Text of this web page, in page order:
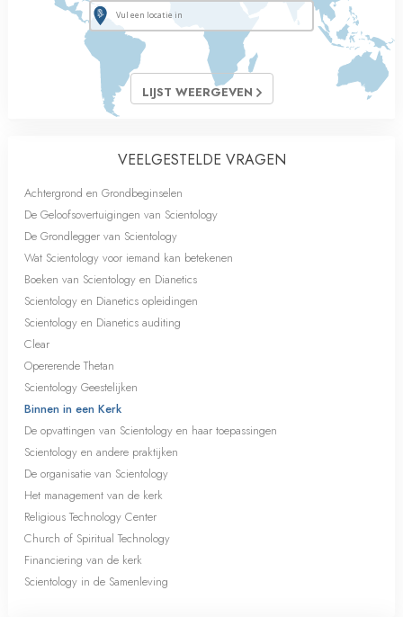
LIJST WEERGEVEN
VEELGESTELDE VRAGEN
Achtergrond en Grondbeginselen
De Geloofsovertuigingen van Scientology
De Grondlegger van Scientology
Wat Scientology voor iemand kan betekenen
Boeken van Scientology en Dianetics
Scientology en Dianetics opleidingen
Scientology en Dianetics auditing
Clear
Opererende Thetan
Scientology Geestelijken
Binnen in een Kerk
De opvattingen van Scientology en haar toepassingen
Scientology en andere praktijken
De organisatie van Scientology
Het management van de kerk
Religious Technology Center
Church of Spiritual Technology
Financiering van de kerk
Scientology in de Samenleving